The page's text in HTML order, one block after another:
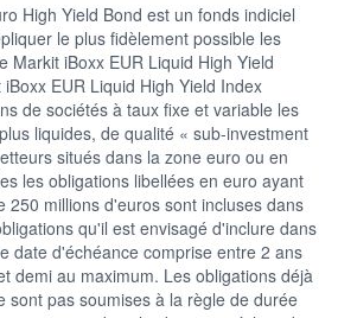
High Yield Bond est un fonds indiciel
le plus fidèlement possible les
Markit iBoxx EUR Liquid High Yield
EUR Liquid High Yield Index
de sociétés à taux fixe et variable les
liquides, de qualité « sub-investment
situés dans la zone euro ou en
les obligations libellées en euro ayant
250 millions d'euros sont incluses dans
qu'il est envisagé d'inclure dans
date d'échéance comprise entre 2 ans
demi au maximum. Les obligations déjà
sont pas soumises à la règle de durée